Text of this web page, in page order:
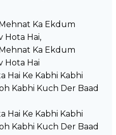
Ka Ekdum
Hota Hai,
Ka Ekdum
Hota Hai
Hai Ke Kabhi Kabhi
Kabhi Kuch Der Baad
Hai Ke Kabhi Kabhi
Kabhi Kuch Der Baad